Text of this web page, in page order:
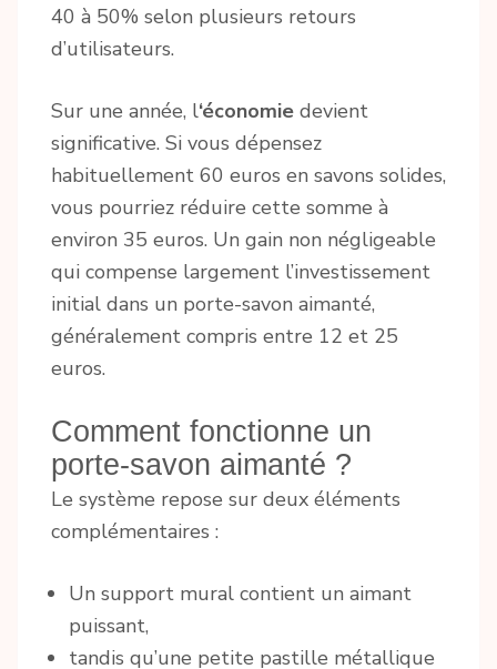
40 à 50% selon plusieurs retours
d’utilisateurs.
Sur une année, l‘économie devient
significative. Si vous dépensez
habituellement 60 euros en savons solides,
vous pourriez réduire cette somme à
environ 35 euros. Un gain non négligeable
qui compense largement l’investissement
initial dans un porte-savon aimanté,
généralement compris entre 12 et 25
euros.
Comment fonctionne un
porte-savon aimanté ?
Le système repose sur deux éléments
complémentaires :
Un support mural contient un aimant
puissant,
tandis qu’une petite pastille métallique